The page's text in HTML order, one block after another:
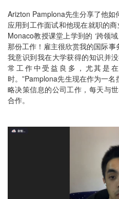
Arizton Pamplona先生分享了他
应用到工作面试和他现在就职的
Monaco教授课堂上学到的 ‘跨领
那份工作！雇主很欣赏我的国际事
我意识到我在大学获得的知识并
常工作中受益良多，尤其是
时。”Pamplona先生现在作为一
略决策信息的公司工作，每天与
合作。